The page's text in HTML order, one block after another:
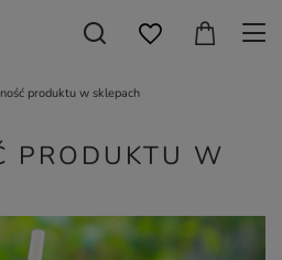
produktu w sklepach
PRODUKTU W